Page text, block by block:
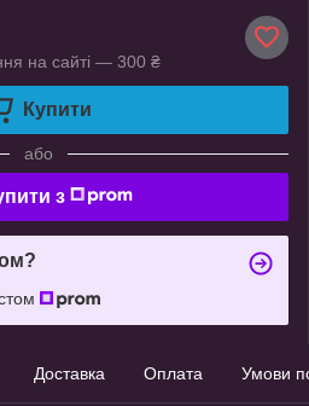
на сайті — 300 ₴
Купити
або
з
Доставка Оплата Умови